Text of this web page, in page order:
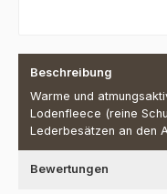
Beschreibung
Warme und
Lodenfleece (reine
Lederbesätzen an den
Bewertungen